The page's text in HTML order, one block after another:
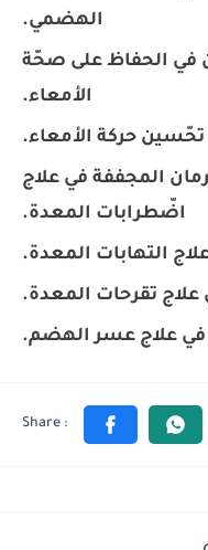
الهضمي.
في الحفاظ على صحّة
الأمعاء.
حركة الأمعاء.
المجففة في علاج
اضّطرابات المعدة.
التهابات المعدة.
علاج تقرحات المعدة.
في علاج عسر الهضم.